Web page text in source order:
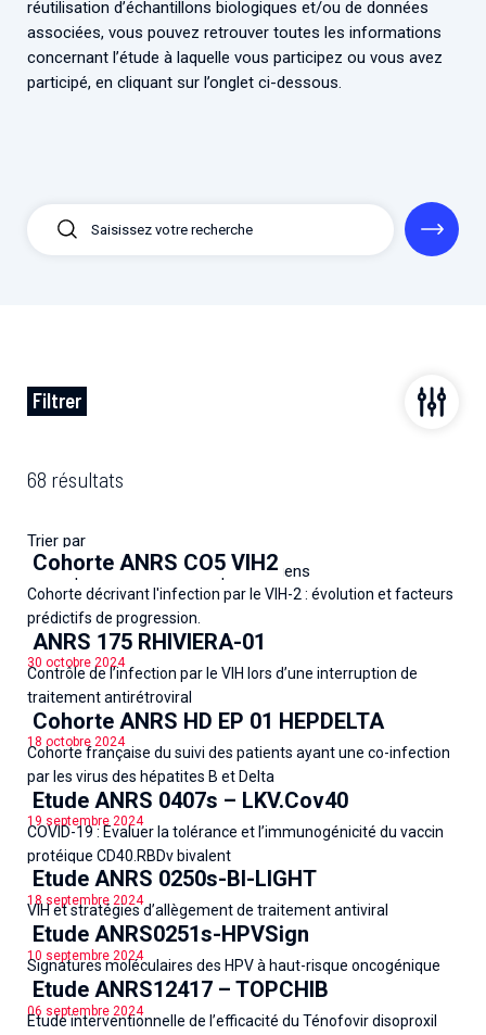
Associations de patient.e.s
Collaboration avec les acteurs communautaires
Cellules Émergence
Retrouvez toutes les cellules Émergence, actives ou
réutilisation d’échantillons biologiques et/ou de données
associées, vous pouvez retrouver toutes les informations
concernant l’étude à laquelle vous participez ou vous avez
participé, en cliquant sur l’onglet ci-dessous.
Filtrer
68 résultats
Trier par
Les plus récents
Les plus anciens
Cohorte ANRS CO5 VIH2
Cohorte décrivant l'infection par le VIH-2 : évolution et facteurs
prédictifs de progression.
30 octobre 2024
ANRS 175 RHIVIERA-01
Contrôle de l’infection par le VIH lors d’une interruption de
traitement antirétroviral
18 octobre 2024
Cohorte ANRS HD EP 01 HEPDELTA
Cohorte française du suivi des patients ayant une co-infection
par les virus des hépatites B et Delta
19 septembre 2024
Etude ANRS 0407s – LKV.Cov40
COVID-19 : Evaluer la tolérance et l’immunogénicité du vaccin
protéique CD40.RBDv bivalent
18 septembre 2024
Etude ANRS 0250s-BI-LIGHT
VIH et stratégies d’allègement de traitement antiviral
10 septembre 2024
Etude ANRS0251s-HPVSign
Signatures moléculaires des HPV à haut-risque oncogénique
06 septembre 2024
Etude ANRS12417 – TOPCHIB
Etude interventionnelle de l’efficacité du Ténofovir disoproxil